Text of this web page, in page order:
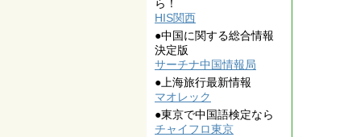
ら！
HIS関西
●中国に関する総合情報
決定版
サーチナ中国情報局
●上海旅行最新情報
マオレック
●東京で中国語検定なら
チャイフロ東京